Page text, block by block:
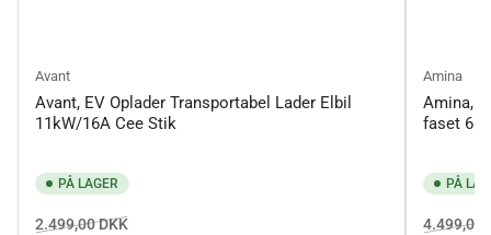
Avant
Avant, EV Oplader Transportabel Lader Elbil
11kW/16A Cee Stik
PÅ LAGER
Normalpris
2.499,00 DKKSalgspris
Amina
Amina,
faset 6
PÅ
4.499,00